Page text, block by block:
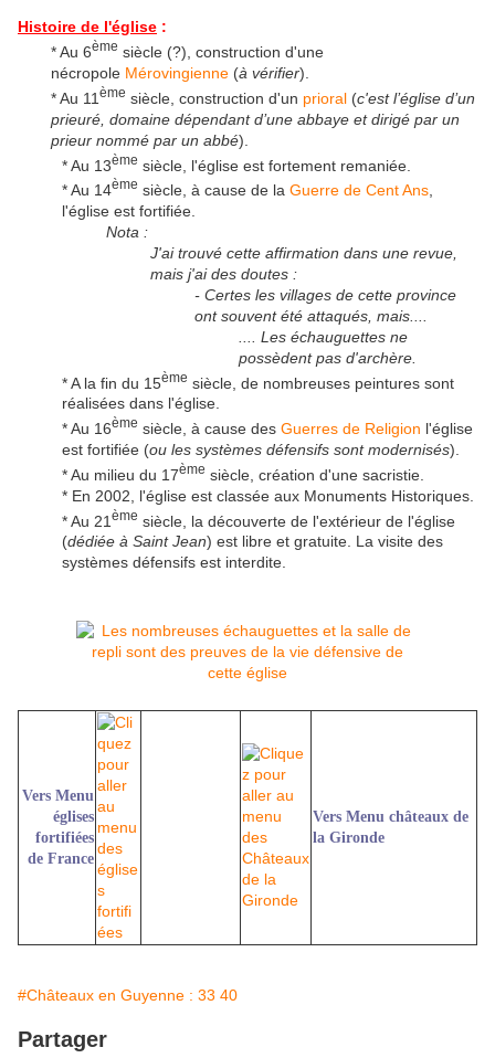
Histoire de l'église :
* Au 6ème siècle (?), construction d'une
nécropole Mérovingienne (à vérifier).
* Au 11 ème siècle, construction d'un prioral (c'est l’église d’un
prieuré, domaine dépendant d’une abbaye et dirigé par un
prieur nommé par un abbé).
* Au 13ème siècle, l'église est fortement remaniée.
* Au 14ème siècle, à cause de la Guerre de Cent Ans
l'église est fortifiée.
Nota :
J'ai trouvé cette affirmation dans une revue,
mais j'ai des doutes :
- Certes les villages de cette province
ont souvent été attaqués, mais....
.... Les échauguettes ne
possèdent pas d'archère.
* A la fin du 15ème siècle, de nombreuses peintures sont
réalisées dans l'église.
* Au 16ème siècle, à cause des Guerres de Religion l'église
est fortifiée (ou les systèmes défensifs sont modernisés).
* Au milieu du 17ème siècle, création d'une sacristie.
* En 2002, l'église est classée aux Monuments Historiques.
* Au 21 ème siècle, la découverte de l'extérieur de l'église
(dédiée à Saint Jean) est libre et gratuite. La visite des
systèmes défensifs est interdite.
Vers Menu
églises
fortifiées
de France
Vers Menu châteaux de
la Gironde
#Châteaux en Guyenne : 33 40
Partager